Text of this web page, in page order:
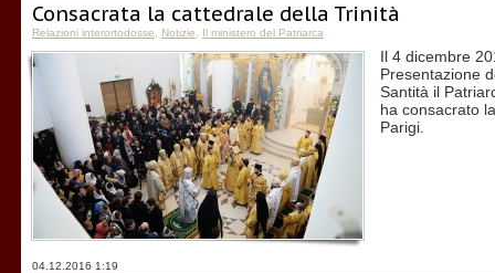
Consacrata la cattedrale della Trinità
Relazioni interortodosse Notizie Il ministero del Patriarca
Il 4 dicembre
Presentazione
Santità il
ha consacrato
Parigi.
04.12.2016 1:19